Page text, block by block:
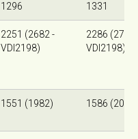
1296 1331
2251 (2682 -
VDI2198)
2286 (2717-
VDI2198)
1551 (1982) 1586 (2017)